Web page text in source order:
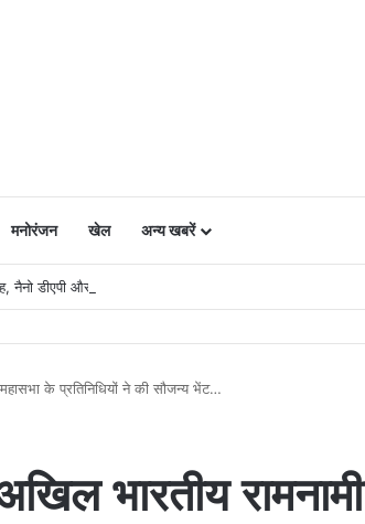
मनोरंजन खेल अन्य खबरें
डीएपी और नैनो यूरिया बने किसानों के भरोसेमंद कृषि साथी…..
के प्रतिनिधियों ने की सौजन्य भेंट…
भारतीय रामनामी